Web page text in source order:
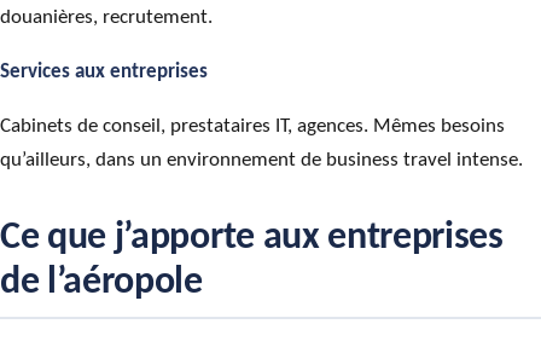
douanières, recrutement.
Services aux entreprises
Cabinets de conseil, prestataires IT, agences. Mêmes besoins
qu’ailleurs, dans un environnement de business travel intense.
Ce que j’apporte aux entreprises
de l’aéropole